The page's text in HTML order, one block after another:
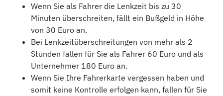
Wenn Sie als Fahrer die Lenkzeit bis zu 30
Minuten überschreiten, fällt ein Bußgeld in Höhe
von 30 Euro an.
Bei Lenkzeitüberschreitungen von mehr als 2
Stunden fallen für Sie als Fahrer 60 Euro und als
Unternehmer 180 Euro an.
Wenn Sie Ihre Fahrerkarte vergessen haben und
somit keine Kontrolle erfolgen kann, fallen für Sie